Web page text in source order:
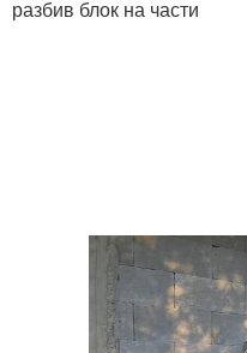
разбив блок на части